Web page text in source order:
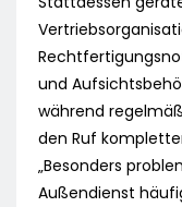
und
während
den Ruf
„Besonders
Außendienst